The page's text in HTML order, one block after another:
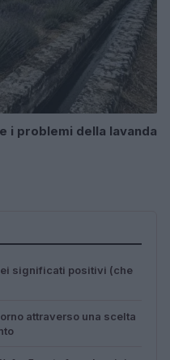
i problemi della lavanda
significati positivi (che
attraverso una scelta